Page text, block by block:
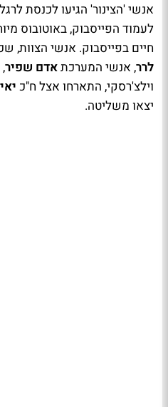
אנשי 'הצינור' הגיעו לכנסת
לעמוד הפייסבוק, באוטובוס
חיים בפייסבוק. אנשי הצוות,
לרר, אנשי המערכתאדם שפיר,
וילצ'רסקי, התארחו אצל ח"כ
יצאו משליטה.